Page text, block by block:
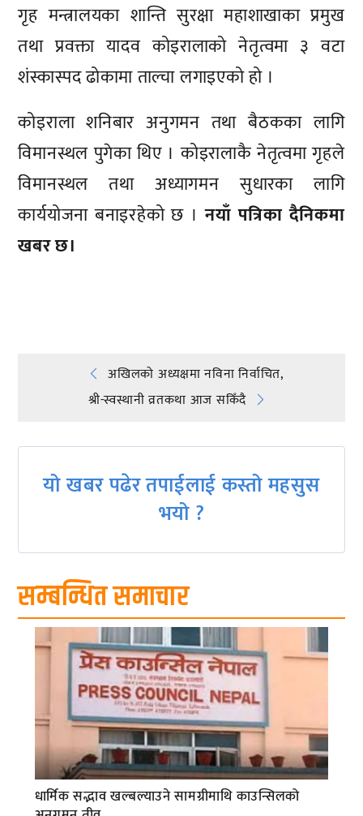
गृह मन्त्रालयका शान्ति सुरक्षा महाशाखाका प्रमुख
तथा प्रवक्ता यादव कोइरालाको नेतृत्वमा ३ वटा
शंस्कास्पद ढोकामा ताल्चा लगाइएको हो ।
कोइराला शनिबार अनुगमन तथा बैठकका लागि
विमानस्थल पुगेका थिए । कोइरालाकै नेतृत्वमा गृहले
विमानस्थल तथा अध्यागमन सुधारका लागि
कार्ययोजना बनाइरहेको छ ।नयाँ पत्रिका दैनिकमा
खबर छ।
Post
navigation
अखिलको अध्यक्षमा नविना निर्वाचित,
श्री-स्वस्थानी व्रतकथा आज सकिँदै
यो खबर पढेर तपाईलाई कस्तो महसुस
भयो ?
सम्बन्धित समाचार
धार्मिक सद्भाव खल्बल्याउने सामग्रीमाथि काउन्सिलको